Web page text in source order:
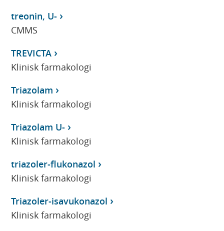
treonin, U-
CMMS
TREVICTA
Klinisk farmakologi
Triazolam
Klinisk farmakologi
Triazolam U-
Klinisk farmakologi
triazoler-flukonazol
Klinisk farmakologi
Triazoler-isavukonazol
Klinisk farmakologi